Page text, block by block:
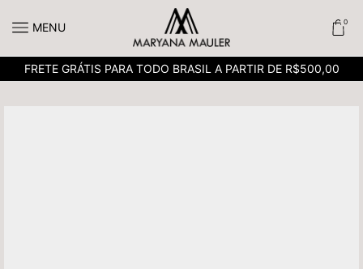
MENU 0
FRETE GRÁTIS PARA TODO BRASIL A PARTIR DE R$500,00